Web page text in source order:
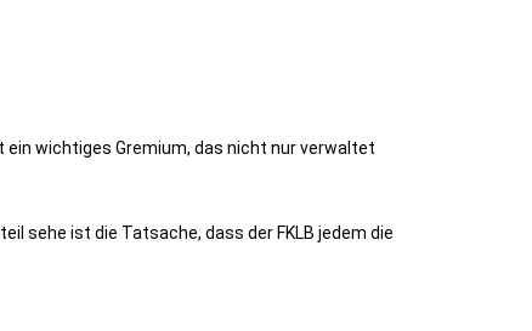
ein wichtiges Gremium, das nicht nur verwaltet
sehe ist die Tatsache, dass der FKLB jedem die